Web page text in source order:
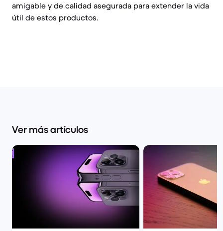
amigable y de calidad asegurada para extender la vida
útil de estos productos.
Ver más artículos